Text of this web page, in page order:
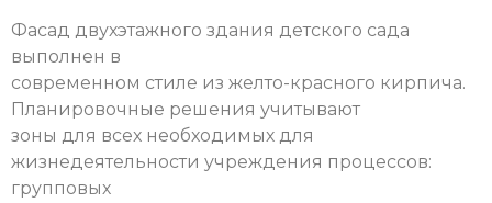
Фасад двухэтажного здания детского сада
выполнен в
современном стиле из желто-красного кирпича.
Планировочные решения учитывают
зоны для всех необходимых для
жизнедеятельности учреждения процессов:
групповых